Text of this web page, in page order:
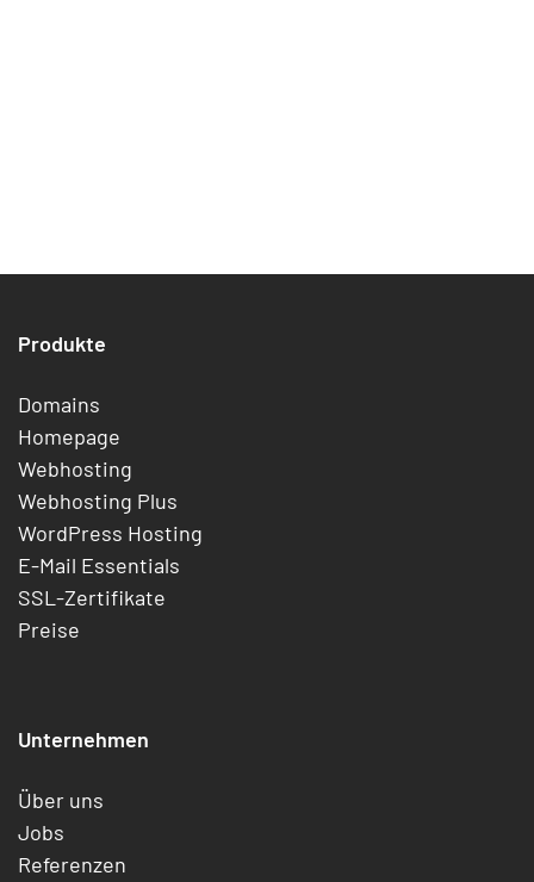
Produkte
Domains
Homepage
Webhosting
Webhosting Plus
WordPress Hosting
E-Mail Essentials
SSL-Zertifikate
Preise
Unternehmen
Über uns
Jobs
Referenzen